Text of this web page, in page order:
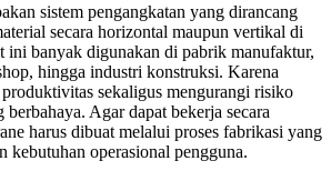
sistem pengangkatan yang dirancang
secara horizontal maupun vertikal di
ini banyak digunakan di pabrik manufaktur,
hingga industri konstruksi. Karena
sekaligus mengurangi risiko
Agar dapat bekerja secara
harus dibuat melalui proses fabrikasi yang
kebutuhan operasional pengguna.